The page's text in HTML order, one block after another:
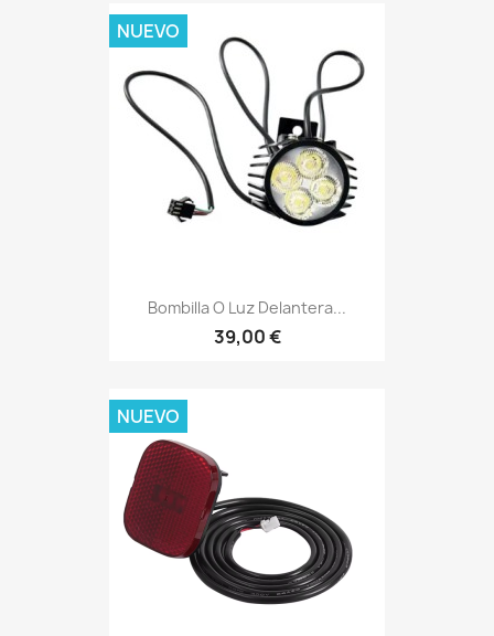
Bombilla O Luz Delantera...
39,00 €
NUEVO
NUEVO